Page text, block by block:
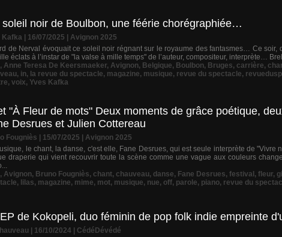
soleil noir de Boulbon, une féérie chorégraphiée…
Kafka | 16/07/2025
Avignon 2025
de Nerval évoquait ce soleil noir régnant sur le royaume des fantasmes… Ce
éclats à l’instar de "la valse à mille temps" de l’auteur, compositeur, interprète…
, Anne Teresa De Keersmaeker, Avignon, Belgique, Boulbon, Bruges, carrière,
, in, la revue du spectacle, magazine, musique, revue du spectacle,
, voix, Yves Kafka
"À Fleur de mots" Deux moments de grâce poétique,
Desrues et Julien Cottereau
Fougniès | 15/07/2025
Avignon 2025
le chant, la danse, c'est elle, Fane Desrues, qui est seule interprète de
draperie qui vient recouvrir toute la scène comme une vague aux couleurs
, Avignon, Bruno Fougniès, chant, chauveau, danse, Fane Desrues, festival , fleur,
, lilas, magazine, mime, mot, musique, nue, off, parole, piano, revue du
de Kokopeli, duo féminin de pop folk indie empreinte
| 16/10/2024
CédéDévédé